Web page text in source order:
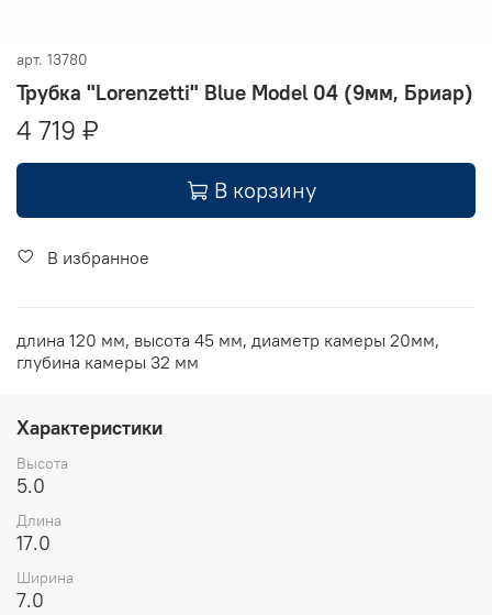
арт. 13780
Трубка "Lorenzetti" Blue Model 04 (9мм, Бриар)
4 719 ₽
В корзину
В избранное
длина 120 мм, высота 45 мм, диаметр камеры 20мм,
глубина камеры 32 мм
Характеристики
Высота
5.0
Длина
17.0
Ширина
7.0